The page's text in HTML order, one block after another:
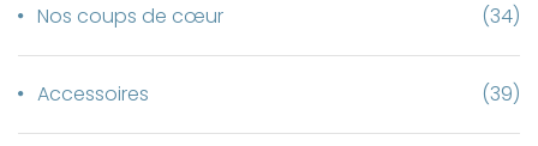
Nos coups de cœur (34)
Accessoires (39)